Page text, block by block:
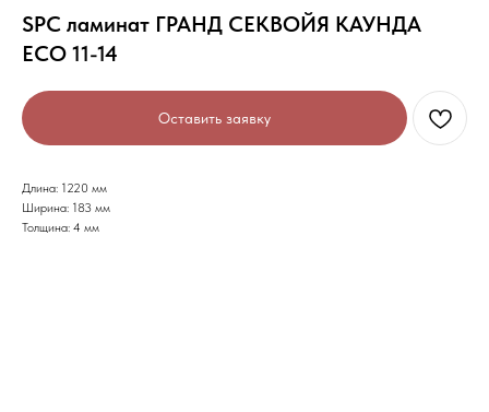
SPC ламинат ГРАНД СЕКВОЙЯ КАУНДА
ECO 11-14
Оставить заявку
Длина: 1220 мм
Ширина: 183 мм
Толщина: 4 мм